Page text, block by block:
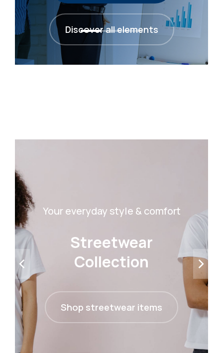
Discover all elements
Your everyday style & comfort
Streetwear
Collection
Shop streetwear items